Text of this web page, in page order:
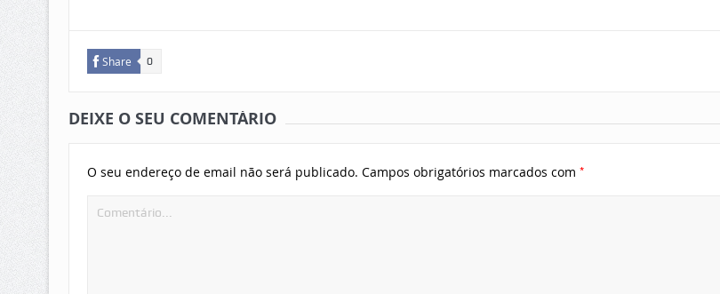
Share 0
DEIXE O SEU COMENTÁRIO
O seu endereço de email não será publicado. Campos obrigatórios marcados com *